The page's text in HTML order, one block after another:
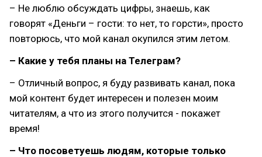
– Не люблю обсуждать цифры, знаешь, как
говорят «Деньги – гости: то нет, то горсти», просто
повторюсь, что мой канал окупился этим летом.
– Какие у тебя планы на Телеграм?
– Отличный вопрос, я буду развивать канал, пока
мой контент будет интересен и полезен моим
читателям, а что из этого получится - покажет
время!
– Что посоветуешь людям, которые только